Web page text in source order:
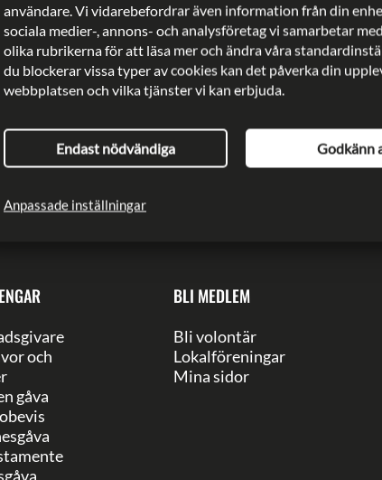
användare. Vi vidarebefordrar även information från din
sociala medier-, annons- och analysföretag vi samarbetar
olika rubrikerna för att läsa mer och ändra våra
du blockerar vissa typer av cookies kan det påverka din
webbplatsen och vilka tjänster vi kan erbjuda.
Anpassade inställningar
Endast nödvändiga Godkänn
Vid övriga frågor, kontaktaUlrika Sundler Lyckeeller
medlem@rb.se.
Skribent: Rädda Barnen
och
gåva
BLI MEDLEM
Bli volontär
Lokalföreningar
Mina sidor